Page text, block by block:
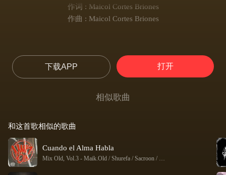
作词 : Maicol Cortes Briones
作曲 : Maicol Cortes Briones
下载APP 打开
相似歌曲
和这首歌相似的歌曲
Cuando el Alma Habla
Mix Old, Vol.3 - Maik.Old / Shurefa / Sacroon / Crenshett / Hendoka / blast / Bonckley / Crosyman